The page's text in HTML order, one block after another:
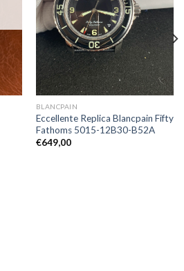
BLANCPAIN
Eccellente Replica Blancpain Fifty
Fathoms 5015-12B30-B52A
€649,00